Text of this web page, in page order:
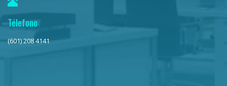
Télefono
(601) 208 4141